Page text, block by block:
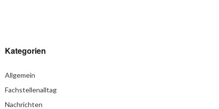
Kategorien
Allgemein
Fachstellenalltag
Nachrichten